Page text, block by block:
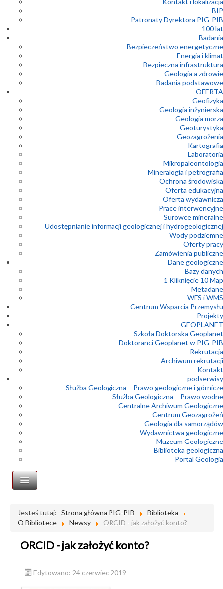
Kontakt i lokalizacja
BIP
Patronaty Dyrektora PIG-PIB
100 lat
Badania
Bezpieczeństwo energetyczne
Energia i klimat
Bezpieczna infrastruktura
Geologia a zdrowie
Badania podstawowe
OFERTA
Geofizyka
Geologia inżynierska
Geologia morza
Geoturystyka
Geozagrożenia
Kartografia
Laboratoria
Mikropaleontologia
Mineralogia i petrografia
Ochrona środowiska
Oferta edukacyjna
Oferta wydawnicza
Prace interwencyjne
Surowce mineralne
Udostępnianie informacji geologicznej i hydrogeologicznej
Wody podziemne
Oferty pracy
Zamówienia publiczne
Dane geologiczne
Bazy danych
1 Kliknięcie 10 Map
Metadane
WFS i WMS
Centrum Wsparcia Przemysłu
Projekty
GEOPLANET
Szkoła Doktorska Geoplanet
Doktoranci Geoplanet w PIG-PIB
Rekrutacja
Archiwum rekrutacji
Kontakt
podserwisy
Służba Geologiczna – Prawo geologiczne i górnicze
Służba Geologiczna – Prawo wodne
Centralne Archiwum Geologiczne
Centrum Geozagrożeń
Geologia dla samorządów
Wydawnictwa geologiczne
Muzeum Geologiczne
Biblioteka geologiczna
Portal Geologia
O Bibliotece
Historia
Biblioteki oddziałowe
Jesteś tutaj: Strona główna PIG-PIB
Biblioteka
O Bibliotece
Newsy ORCID - jak założyć konto?
ORCID - jak założyć konto?
Edytowano: 24 czerwiec 2019